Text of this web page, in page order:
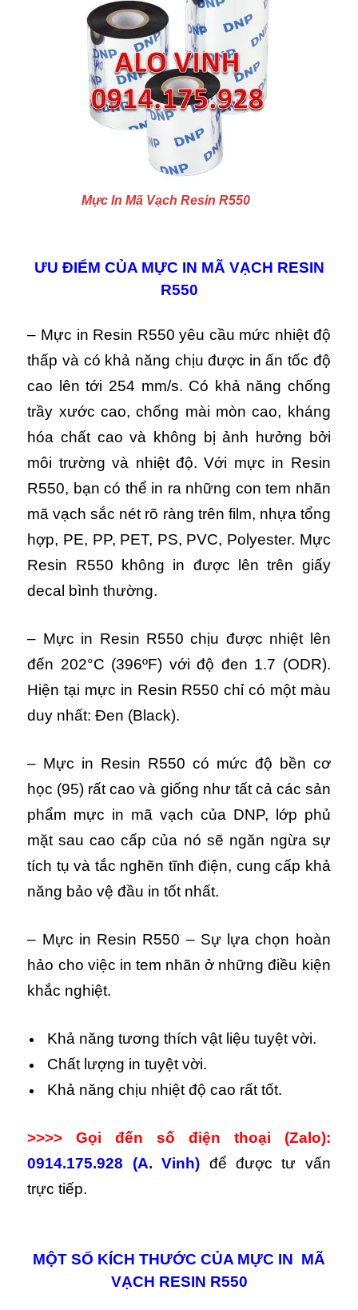
Mực In Mã Vạch Resin R550
ƯU ĐIỂM CỦA MỰC IN MÃ VẠCH RESIN
R550
– Mực in Resin R550 yêu cầu mức nhiệt độ
thấp và có khả năng chịu được in ấn tốc độ
cao lên tới 254 mm/s. Có khả năng chống
trầy xước cao, chống mài mòn cao, kháng
hóa chất cao và không bị ảnh hưởng bởi
môi trường và nhiệt độ. Với mực in Resin
R550, bạn có thể in ra những con tem nhãn
mã vạch sắc nét rõ ràng trên film, nhựa tổng
hợp, PE, PP, PET, PS, PVC, Polyester. Mực
Resin R550 không in được lên trên giấy
decal bình thường.
– Mực in Resin R550 chịu được nhiệt lên
đến 202°C (396ºF) với độ đen 1.7 (ODR).
Hiện tại mực in Resin R550 chỉ có một màu
duy nhất: Đen (Black).
– Mực in Resin R550 có mức độ bền cơ
học (95) rất cao và giống như tất cả các sản
phẩm mực in mã vạch của DNP, lớp phủ
mặt sau cao cấp của nó sẽ ngăn ngừa sự
tích tụ và tắc nghẽn tĩnh điện, cung cấp khả
năng bảo vệ đầu in tốt nhất.
– Mực in Resin R550 – Sự lựa chọn hoàn
hảo cho việc in tem nhãn ở những điều kiện
khắc nghiệt.
Khả năng tương thích vật liệu tuyệt vời.
Chất lượng in tuyệt vời.
Khả năng chịu nhiệt độ cao rất tốt.
>>>> Gọi đến số điện thoại (Zalo):
0914.175.928 (A. Vinh) để được tư vấn
trực tiếp.
MỘT SỐ KÍCH THƯỚC CỦA MỰC IN MÃ
VẠCH RESIN R550